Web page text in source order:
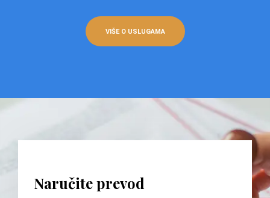
VIŠE O USLUGAMA
Naručite prevod